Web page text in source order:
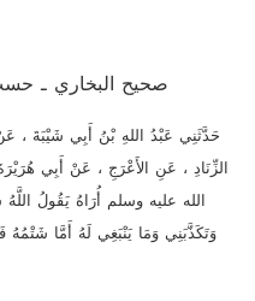
صحيح البخاري ـ حسب
الزِّنَادِ ، عَنِ الأَعْرَجِ ، عَنْ أَبِي
الله عليه وسلم أُرَاهُ يَقُولُ
وَتَكَذَّبَنِي وَمَا يَنْبَغِي لَهُ أَمَّا شَتْمُهُ